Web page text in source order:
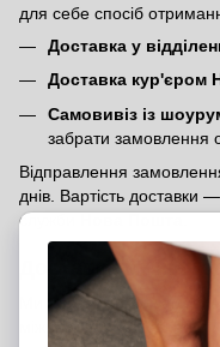
для себе спосіб
Доставка у
Доставка кур'єром
Самовивіз із
забрати замовлення
Відправлення
днів. Вартість доставки
служби
Доставка
Ми доставляємо
міжнародне замовлення,